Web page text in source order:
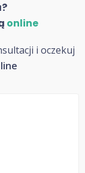
online
i oczekuj